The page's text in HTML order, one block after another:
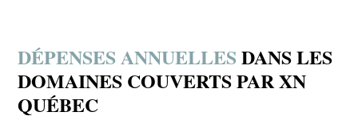
DÉPENSES ANNUELLES DANS LES
DOMAINES COUVERTS PAR XN
QUÉBEC